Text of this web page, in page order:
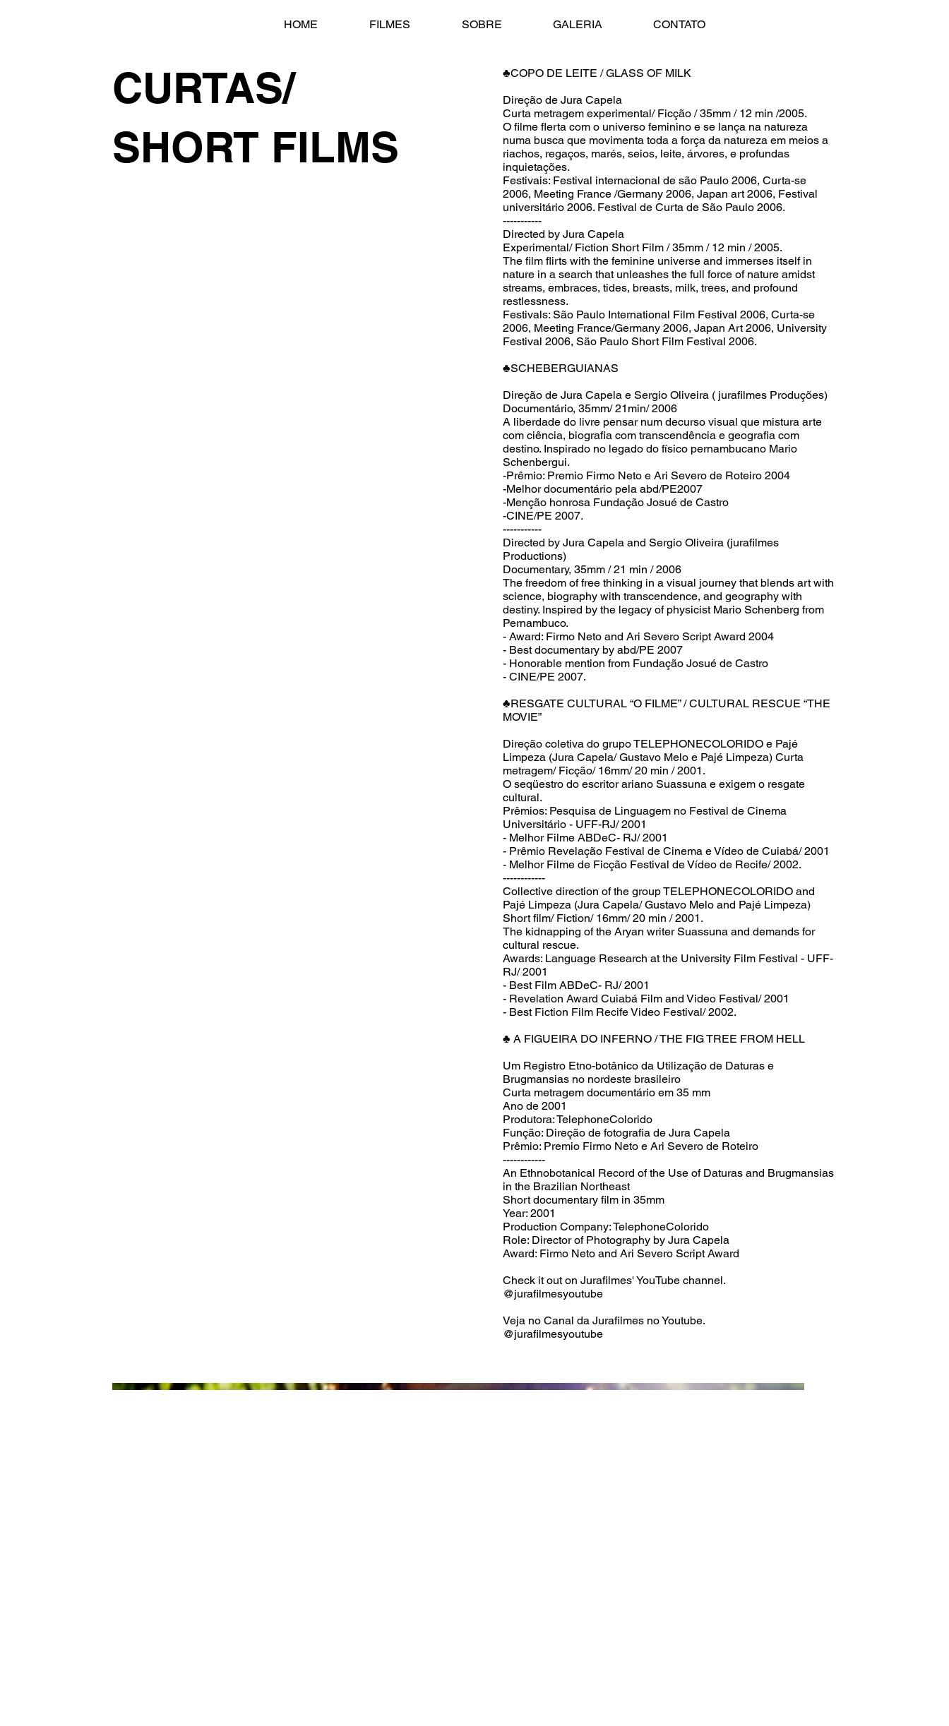
HOME FILMES SOBRE GALERIA CONTATO
CURTAS/
SHORT FILMS
♣COPO DE LEITE / GLASS OF MILK
Direção de Jura Capela
Curta metragem experimental/ Ficção / 35mm / 12 min /2005.
O filme flerta com o universo feminino e se lança na natureza
numa busca que movimenta toda a força da natureza em meios a
riachos, regaços, marés, seios, leite, árvores, e profundas
inquietações.
Festivais: Festival internacional de são Paulo 2006, Curta-se
2006, Meeting France /Germany 2006, Japan art 2006, Festival
universitário 2006. Festival de Curta de São Paulo 2006.
-----------
Directed by Jura Capela
Experimental/ Fiction Short Film / 35mm / 12 min / 2005.
The film flirts with the feminine universe and immerses itself in
nature in a search that unleashes the full force of nature amidst
streams, embraces, tides, breasts, milk, trees, and profound
restlessness.
Festivals: São Paulo International Film Festival 2006, Curta-se
2006, Meeting France/Germany 2006, Japan Art 2006, University
Festival 2006, São Paulo Short Film Festival 2006.
♣SCHEBERGUIANAS
Direção de Jura Capela e Sergio Oliveira ( jurafilmes Produções)
Documentário, 35mm/ 21min/ 2006
A liberdade do livre pensar num decurso visual que mistura arte
com ciência, biografia com transcendência e geografia com
destino. Inspirado no legado do físico pernambucano Mario
Schenbergui.
-Prêmio: Premio Firmo Neto e Ari Severo de Roteiro 2004
-Melhor documentário pela abd/PE2007
-Menção honrosa Fundação Josué de Castro
-CINE/PE 2007.
-----------
Directed by Jura Capela and Sergio Oliveira (jurafilmes
Productions)
Documentary, 35mm / 21 min / 2006
The freedom of free thinking in a visual journey that blends art with
science, biography with transcendence, and geography with
destiny. Inspired by the legacy of physicist Mario Schenberg from
Pernambuco.
- Award: Firmo Neto and Ari Severo Script Award 2004
- Best documentary by abd/PE 2007
- Honorable mention from Fundação Josué de Castro
- CINE/PE 2007.
♣RESGATE CULTURAL “O FILME” / CULTURAL RESCUE “THE
MOVIE”
Direção coletiva do grupo TELEPHONECOLORIDO e Pajé
Limpeza (Jura Capela/ Gustavo Melo e Pajé Limpeza) Curta
metragem/ Ficção/ 16mm/ 20 min / 2001.
O seqüestro do escritor ariano Suassuna e exigem o resgate
cultural.
Prêmios: Pesquisa de Linguagem no Festival de Cinema
Universitário - UFF-RJ/ 2001
- Melhor Filme ABDeC- RJ/ 2001
- Prêmio Revelação Festival de Cinema e Vídeo de Cuiabá/ 2001
- Melhor Filme de Ficção Festival de Vídeo de Recife/ 2002.
------------
Collective direction of the group TELEPHONECOLORIDO and
Pajé Limpeza (Jura Capela/ Gustavo Melo and Pajé Limpeza)
Short film/ Fiction/ 16mm/ 20 min / 2001.
The kidnapping of the Aryan writer Suassuna and demands for
cultural rescue.
Awards: Language Research at the University Film Festival - UFF-
RJ/ 2001
- Best Film ABDeC- RJ/ 2001
- Revelation Award Cuiabá Film and Video Festival/ 2001
- Best Fiction Film Recife Video Festival/ 2002.
♣ A FIGUEIRA DO INFERNO / THE FIG TREE FROM HELL
Um Registro Etno-botânico da Utilização de Daturas e
Brugmansias no nordeste brasileiro
Curta metragem documentário em 35 mm
Ano de 2001
Produtora: TelephoneColorido
Função: Direção de fotografia de Jura Capela
Prêmio: Premio Firmo Neto e Ari Severo de Roteiro
------------
An Ethnobotanical Record of the Use of Daturas and Brugmansias
in the Brazilian Northeast
Short documentary film in 35mm
Year: 2001
Production Company: TelephoneColorido
Role: Director of Photography by Jura Capela
Award: Firmo Neto and Ari Severo Script Award
Check it out on Jurafilmes' YouTube channel.
@jurafilmesyoutube
Veja no Canal da Jurafilmes no Youtube.
@jurafilmesyoutube